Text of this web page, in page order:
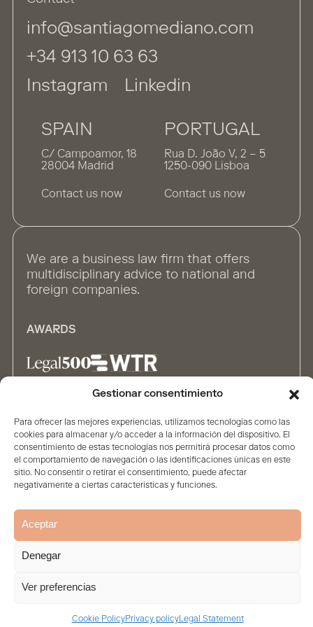
Gestionar consentimiento
Para ofrecer las mejores experiencias, utilizamos tecnologías como las
cookies para almacenar y/o acceder a la información del dispositivo. El
consentimiento de estas tecnologías nos permitirá procesar datos como
el comportamiento de navegación o las identificaciones únicas en este
sitio. No consentir o retirar el consentimiento, puede afectar
negativamente a ciertas características y funciones.
Aceptar
Denegar
Ver preferencias
Cookie PolicyPrivacy policyLegal Statement
info@santiagomediano.com
+34 913 10 63 63
Instagram
Linkedin
SPAIN
C/ Campoamor, 18
28004 Madrid
Contact us now
PORTUGAL
Rua D. João V, 2 – 5
1250-090 Lisboa
Contact us now
We are a business law firm that offers
multidisciplinary advice to national and
foreign companies.
AWARDS
© 2026. All rights reserved
HomeThe firm
Legal StatementPrivacy policyCookie Policy